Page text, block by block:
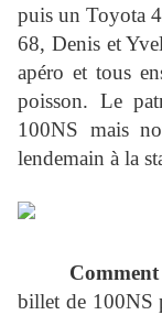
puis un Toyota
68, Denis et
apéro et tous
poisson. Le
100NS mais
lendemain à la
billet de 100NS